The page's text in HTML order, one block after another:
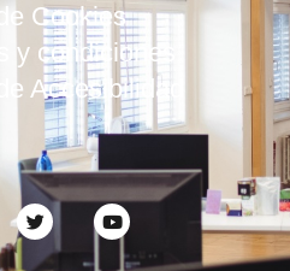
Cookies
y condiciones
Accesibilidad